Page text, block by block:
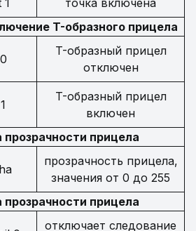
T-образного прицела
T-образный прицел
отключен
T-образный прицел
включен
прозрачности прицела
прозрачность прицела,
значения от 0 до 255
прозрачности прицела
отключает следование